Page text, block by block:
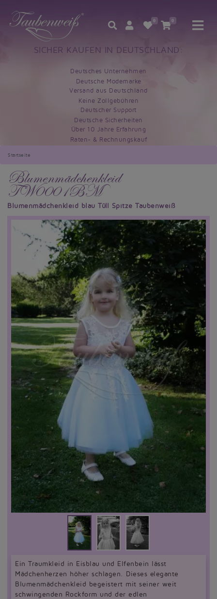
0 0
SICHER KAUFEN IN DEUTSCHLAND:
Deutsches Unternehmen
Deutsche Modemarke
Versand aus Deutschland
Keine Zollgebühren
Deutscher Support
Deutsche Sicherheiten
Über 10 Jahre Erfahrung
Raten- & Rechnungskauf
Startseite
Blumenmädchenkleid
TW0001BM
Blumenmädchenkleid blau Tüll Spitze Taubenweiß
Ein Traumkleid in Eisblau und Elfenbein lässt
Mädchenherzen höher schlagen. Dieses elegante
Blumenmädchenkleid begeistert mit seiner weit
schwingenden Rockform und der edlen